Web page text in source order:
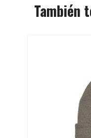
También